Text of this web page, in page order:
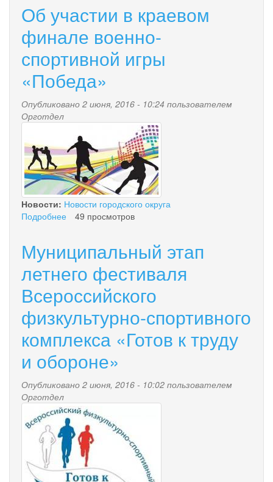
творческих
Об участии в краевом
финале военно-
спортивной игры
«Победа»
Опубликовано 2 июня, 2016 - 10:24 пользователем
Орготдел
oarpv.jpg
Новости: Новости городского округа
Подробнее
в
краевом
финале
спортивной
игры
«Победа»
49 просмотров
Муниципальный этап
летнего фестиваля
Всероссийского
физкультурно-спортивного
комплекса «Готов к труду
и обороне»
Опубликовано 2 июня, 2016 - 10:02 пользователем
Орготдел
rvv.jpg